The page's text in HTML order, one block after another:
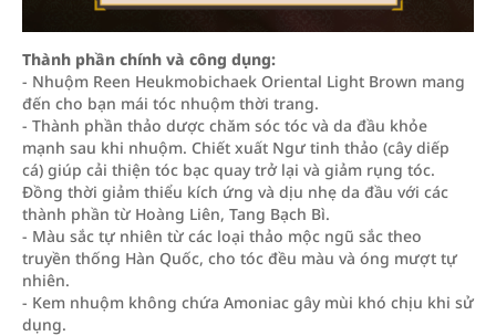
Thành phần chính và công dụng:
- Nhuộm Reen Heukmobichaek Oriental Light Brown mang
đến cho bạn mái tóc nhuộm thời trang.
- Thành phần thảo dược chăm sóc tóc và da đầu khỏe
mạnh sau khi nhuộm. Chiết xuất Ngư tinh thảo (cây diếp
cá) giúp cải thiện tóc bạc quay trở lại và giảm rụng tóc.
Đồng thời giảm thiểu kích ứng và dịu nhẹ da đầu với các
thành phần từ Hoàng Liên, Tang Bạch Bì.
- Màu sắc tự nhiên từ các loại thảo mộc ngũ sắc theo
truyền thống Hàn Quốc, cho tóc đều màu và óng mượt tự
nhiên.
- Kem nhuộm không chứa Amoniac gây mùi khó chịu khi sử
dụng.